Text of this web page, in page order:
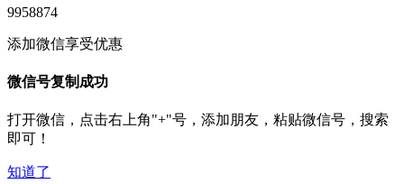
9958874
添加微信享受优惠
微信号复制成功
打开微信，点击右上角"+"号，添加朋友，粘贴微信号，搜索
即可！
知道了